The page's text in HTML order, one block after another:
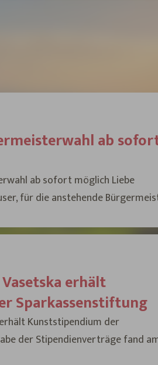
ab
ab sofort möglich Liebe
für die anstehende
ein weiterer wichtiger Punkt:
erhält
Sparkassenstiftung
Kunststipendium der
der Stipendienverträge fand